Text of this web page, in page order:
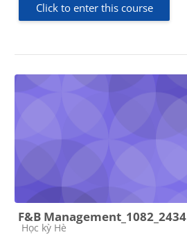
Click to enter this course
F&B Management_1082_2434
Course category
Học kỳ Hè